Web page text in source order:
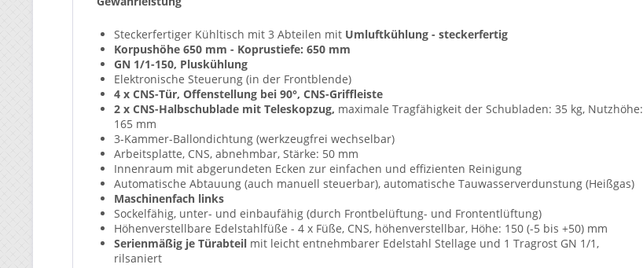
Steckerfertiger Kühltisch mit 3 Abteilen mit Umluftkühlung - steckerfertig
Korpushöhe 650 mm - Koprustiefe: 650 mm
GN 1/1-150, Pluskühlung
Elektronische Steuerung (in der Frontblende)
4 x CNS-Tür, Offenstellung bei 90°, CNS-Griffleiste
2 x CNS-Halbschublade mit Teleskopzug, maximale Tragfähigkeit der Schubladen: 35 kg, Nutzhöhe:
165 mm
3-Kammer-Ballondichtung (werkzeugfrei wechselbar)
Arbeitsplatte, CNS, abnehmbar, Stärke: 50 mm
Innenraum mit abgerundeten Ecken zur einfachen und effizienten Reinigung
Automatische Abtauung (auch manuell steuerbar), automatische Tauwasserverdunstung (Heißgas)
Maschinenfach links
Sockelfähig, unter- und einbaufähig (durch Frontbelüftung- und Frontentlüftung)
Höhenverstellbare Edelstahlfüße - 4 x Füße, CNS, höhenverstellbar, Höhe: 150 (-5 bis +50) mm
Serienmäßig je Türabteil mit leicht entnehmbarer Edelstahl Stellage und 1 Tragrost GN 1/1,
rilsaniert